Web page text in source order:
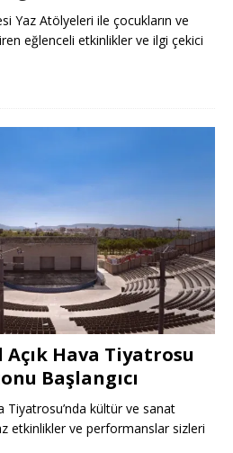
Yaz Atölyeleri ile çocukların ve
eğlenceli etkinlikler ve ilgi çekici
Açık Hava Tiyatrosu
Başlangıcı
Tiyatrosu’nda kültür ve sanat
etkinlikler ve performanslar sizleri